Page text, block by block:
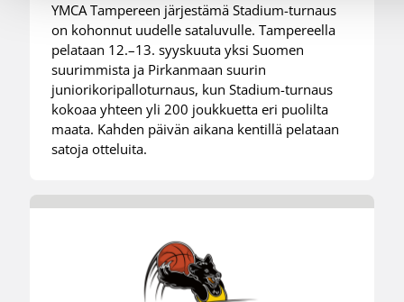
YMCA Tampereen järjestämä Stadium-turnaus
on kohonnut uudelle sataluvulle. Tampereella
pelataan 12.–13. syyskuuta yksi Suomen
suurimmista ja Pirkanmaan suurin
juniorikoripalloturnaus, kun Stadium-turnaus
kokoaa yhteen yli 200 joukkuetta eri puolilta
maata. Kahden päivän aikana kentillä pelataan
satoja otteluita.